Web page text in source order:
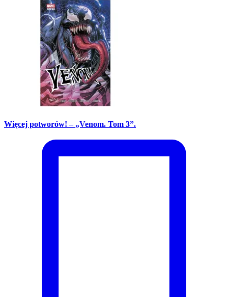
Więcej potworów! – „Venom. Tom 3”.